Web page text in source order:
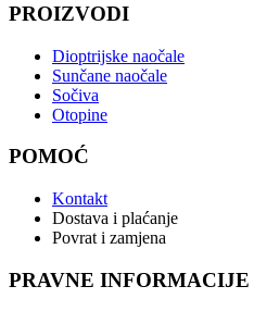
PROIZVODI
Dioptrijske naočale
Sunčane naočale
Sočiva
Otopine
POMOĆ
Kontakt
Dostava i plaćanje
Povrat i zamjena
PRAVNE INFORMACIJE